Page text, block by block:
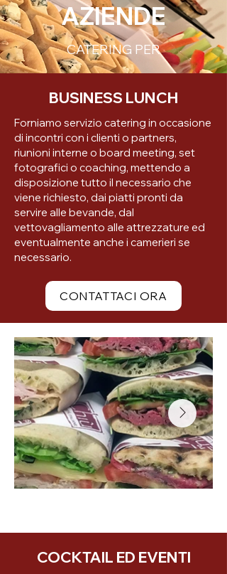
AZIENDE
CATERING PER
BUSINESS LUNCH
Forniamo servizio catering in occasione
di incontri con i clienti o partners,
riunioni interne o board meeting, set
fotografici o coaching, mettendo a
disposizione tutto il necessario che
viene richiesto, dai piatti pronti da
servire alle bevande, dal
vettovagliamento alle attrezzature ed
eventualmente anche i camerieri se
necessario.
CONTATTACI ORA
COCKTAIL ED EVENTI